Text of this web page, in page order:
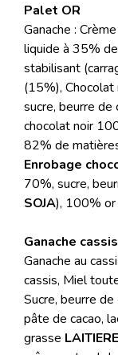
Palet OR
Ganache :
liquide à 35%
stabilisant
(15%),
sucre, beurre de
chocolat noir
82% de
Enrobage
70%, sucre,
SOJA), 100%
Ganache
Ganache au
cassis, Miel
Sucre, beurre
pâte de cacao,
grasse LAITIERE